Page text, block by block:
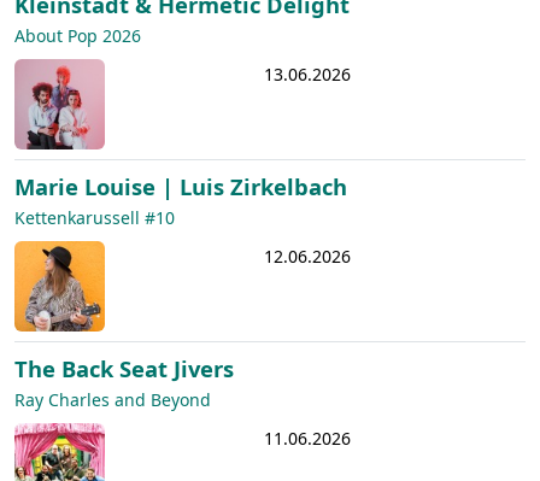
About Pop 2026
13.06.2026
Marie Louise | Luis Zirkelbach
Kettenkarussell #10
12.06.2026
The Back Seat Jivers
Ray Charles and Beyond
11.06.2026